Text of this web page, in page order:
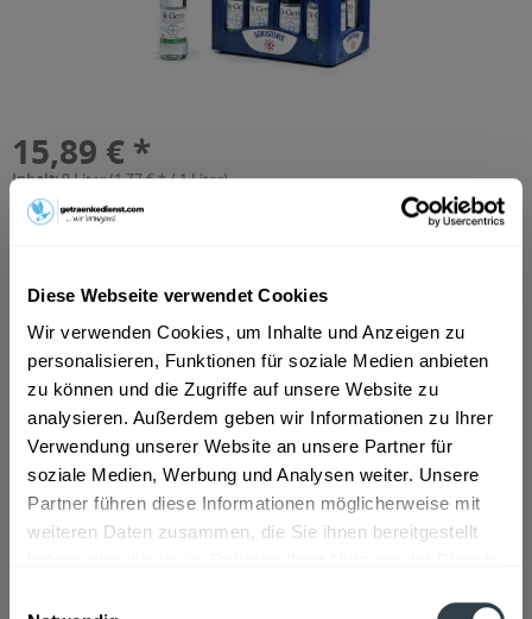
Diese Webseite verwendet Cookies
Wir verwenden Cookies, um Inhalte und Anzeigen zu
personalisieren, Funktionen für soziale Medien anbieten
zu können und die Zugriffe auf unsere Website zu
analysieren. Außerdem geben wir Informationen zu Ihrer
Verwendung unserer Website an unsere Partner für
soziale Medien, Werbung und Analysen weiter. Unsere
Partner führen diese Informationen möglicherweise mit
weiteren Daten zusammen, die Sie ihnen bereitgestellt
15,89 € *
Inhalt:9 Liter (1,77 € * / 1 Liter)
inkl. MwSt. ggf. zzgl. Erschwerniszuschlag
Vorrätig
+3,30 € Pfand
In den Warenkorb
Hinzugefügt
Artikel-Nr.: 36133
Beschreibung
mehr
Mineralwasser, Kohlensäure